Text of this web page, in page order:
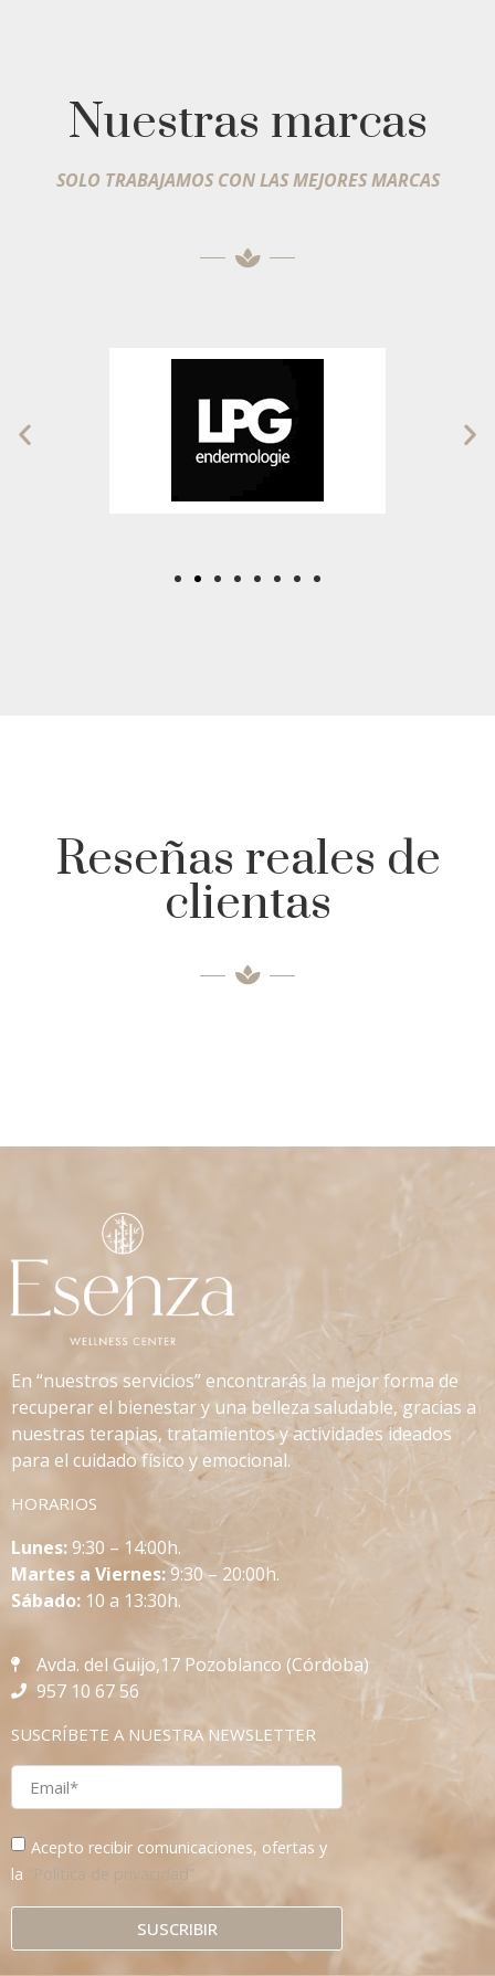
Nuestras marcas
SOLO TRABAJAMOS CON LAS MEJORES MARCAS
Reseñas reales de
clientas
En “nuestros servicios” encontrarás la mejor forma de
recuperar el bienestar y una belleza saludable, gracias a
nuestras terapias, tratamientos y actividades ideados
para el cuidado físico y emocional.
HORARIOS
Lunes:9:30 – 14:00h.
Martes a Viernes:9:30 – 20:00h.
Sábado: 10 a 13:30h.
Avda. del Guijo,17 Pozoblanco (Córdoba)
957 10 67 56
SUSCRÍBETE A NUESTRA NEWSLETTER
Acepto recibir comunicaciones, ofertas y
la
“Política de privacidad”
SUSCRIBIR